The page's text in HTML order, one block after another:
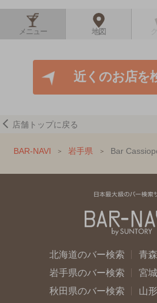
メニュー 地図
近くのお店を
店舗トップに戻る
BAR-NAVI 岩手県 Bar
北海道のバー検索
青
岩手県のバー検索
宮
秋田県のバー検索
山